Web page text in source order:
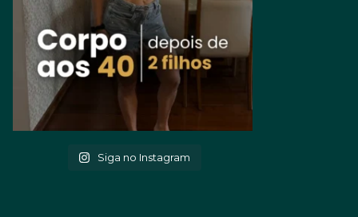
Siga no Instagram